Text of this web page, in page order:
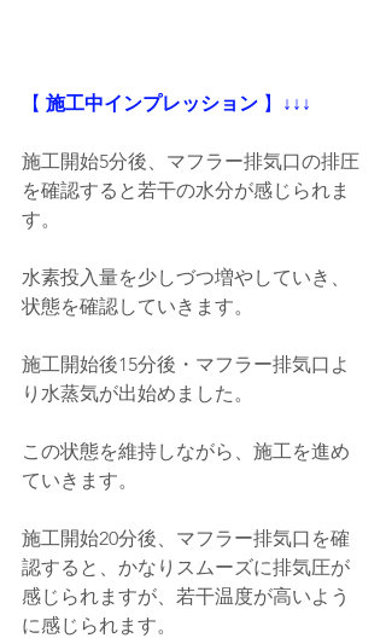
【 施工中インプレッション 】 ↓↓↓
施工開始5分後、マフラー排気口の排圧
を確認すると若干の水分が感じられま
す。
水素投入量を少しづつ増やしていき、
状態を確認していきます。
施工開始後15分後・マフラー排気口よ
り水蒸気が出始めました。
この状態を維持しながら、施工を進め
ていきます。
施工開始20分後、マフラー排気口を確
認すると、かなりスムーズに排気圧が
感じられますが、若干温度が高いよう
に感じられます。